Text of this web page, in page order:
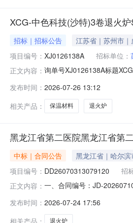
XCG-中色科技(沙特)3卷退火
招标｜招标公告 江苏省｜苏州市｜
项目编号： XJ0126138A 招标单位：
正文内容： 询单号XJ0126138A标题
货地点上海港口交货期要求
发布时间： 2026-07-26 13:12
相关产品：
保温材料 退火炉
黑龙江省第二医院黑龙江省第
中标｜合同公告 黑龙江省｜哈尔
项目编号： DD26070313079120 招
正文内容： 一、合同编号：JD-
电子商店（个体工商户）地
发布时间： 2026-07-24 17:56
相关产品：
退火炉